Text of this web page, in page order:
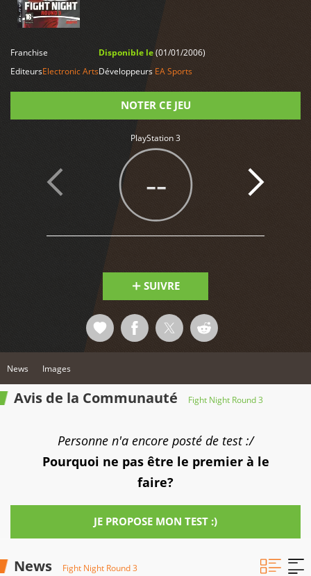
Franchise
EditeursElectronic Arts
Disponible le(01/01/2006)
Développeurs EA Sports
NOTER CE JEU
PlayStation 3
--
SUIVRE
News Images
Avis de la Communauté Fight Night Round 3
Personne n'a encore posté de test :/
Pourquoi ne pas être le premier à le
faire?
JE PROPOSE MON TEST :)
News Fight Night Round 3